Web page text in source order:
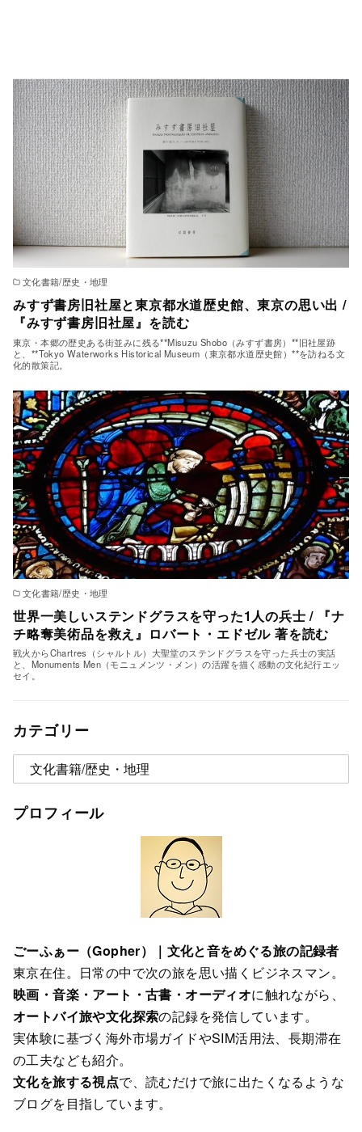
文化書籍/歴史・地理
みすず書房旧社屋と東京都水道歴史館、東京の思い出 /
『みすず書房旧社屋』を読む
東京・本郷の歴史ある街並みに残る**Misuzu Shobo（みすず書房）**旧社屋跡
と、**Tokyo Waterworks Historical Museum（東京都水道歴史館）**を訪ねる文
化的散策記。
文化書籍/歴史・地理
世界一美しいステンドグラスを守った1人の兵士 / 『ナ
チ略奪美術品を救え』ロバート・エドゼル 著を読む
戦火からChartres（シャルトル）大聖堂のステンドグラスを守った兵士の実話
と、Monuments Men（モニュメンツ・メン）の活躍を描く感動の文化紀行エッ
セイ。
カテゴリー
テ
ゴ
プロフィール
ごーふぁー（Gopher）｜文化と音をめぐる旅の記録者
東京在住。日常の中で次の旅を思い描くビジネスマン。
映画・音楽・アート・古書・オーディオに触れながら、
オートバイ旅や文化探索の記録を発信しています。
実体験に基づく海外市場ガイドやSIM活用法、長期滞在
の工夫なども紹介。
文化を旅する視点で、読むだけで旅に出たくなるような
ブログを目指しています。